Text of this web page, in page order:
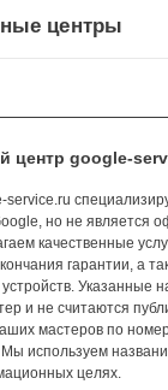
центры
центр google-
но не является
качественные
гарантии, а
устройств. Указанные
и не считаются
мастеров по
используем
целях.